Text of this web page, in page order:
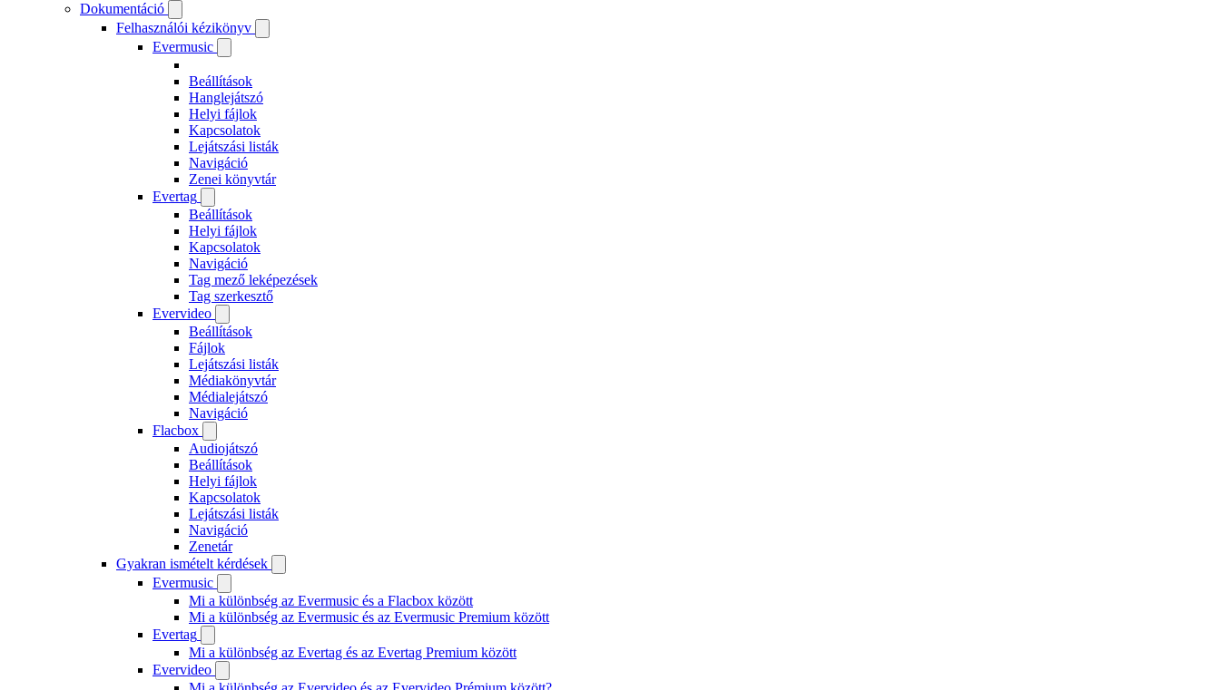
Dokumentáció
Felhasználói kézikönyv
Evermusic
Beállítások
Hanglejátszó
Helyi fájlok
Kapcsolatok
Lejátszási listák
Navigáció
Zenei könyvtár
Evertag
Beállítások
Helyi fájlok
Kapcsolatok
Navigáció
Tag mező leképezések
Tag szerkesztő
Evervideo
Beállítások
Fájlok
Lejátszási listák
Médiakönyvtár
Médialejátszó
Navigáció
Flacbox
Audiojátszó
Beállítások
Helyi fájlok
Kapcsolatok
Lejátszási listák
Navigáció
Zenetár
Gyakran ismételt kérdések
Evermusic
Mi a különbség az Evermusic és a Flacbox között
Mi a különbség az Evermusic és az Evermusic Premium között
Evertag
Mi a különbség az Evertag és az Evertag Premium között
Evervideo